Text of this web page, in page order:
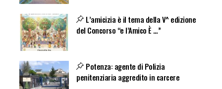
L’amicizia è il tema della V^ edizione
del Concorso “e l’Amico È …”
Potenza: agente di Polizia
penitenziaria aggredito in carcere